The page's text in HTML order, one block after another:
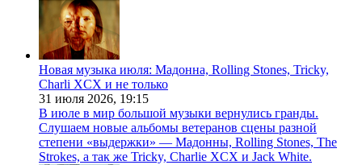
Новая музыка июля: Мадонна, Rolling Stones, Tricky,
Charli XCX и не только
31 июля 2026, 19:15
В июле в мир большой музыки вернулись гранды.
Слушаем новые альбомы ветеранов сцены разной
степени «выдержки» — Мадонны, Rolling Stones, The
Strokes, а так же Tricky, Charlie XCX и Jack White.